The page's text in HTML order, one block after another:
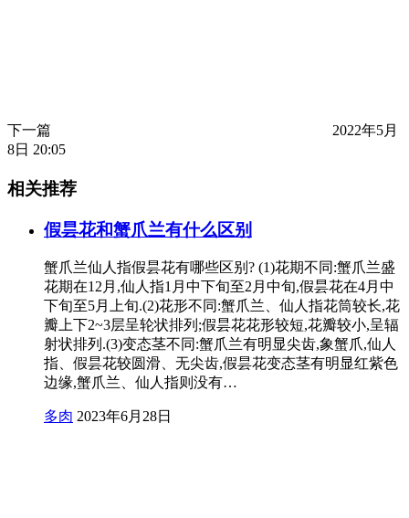
下一篇
2022年5月
8日 20:05
相关推荐
假昙花和蟹爪兰有什么区别
蟹爪兰仙人指假昙花有哪些区别? (1)花期不同:蟹爪兰盛
花期在12月,仙人指1月中下旬至2月中旬,假昙花在4月中
下旬至5月上旬.(2)花形不同:蟹爪兰、仙人指花筒较长,花
瓣上下2~3层呈轮状排列;假昙花花形较短,花瓣较小,呈辐
射状排列.(3)变态茎不同:蟹爪兰有明显尖齿,象蟹爪,仙人
指、假昙花较圆滑、无尖齿,假昙花变态茎有明显红紫色
边缘,蟹爪兰、仙人指则没有…
多肉 2023年6月28日